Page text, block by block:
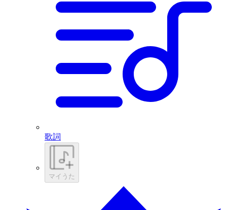
歌詞
マイうた